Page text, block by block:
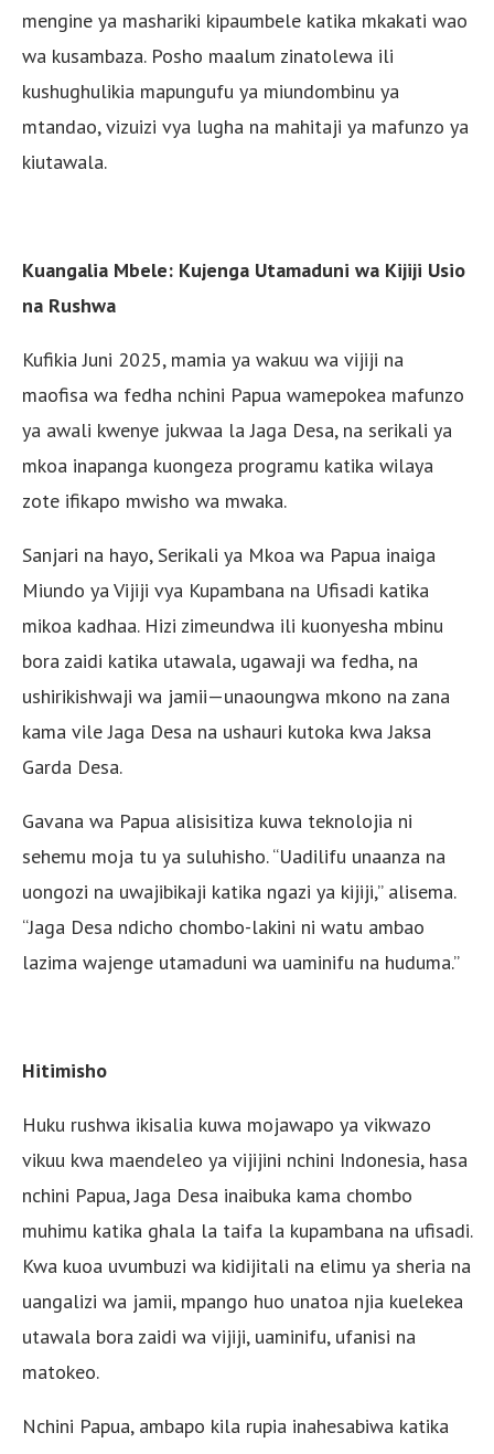
mengine ya mashariki kipaumbele katika mkakati wao
wa kusambaza. Posho maalum zinatolewa ili
kushughulikia mapungufu ya miundombinu ya
mtandao, vizuizi vya lugha na mahitaji ya mafunzo ya
kiutawala.
Kuangalia Mbele: Kujenga Utamaduni wa Kijiji Usio
na Rushwa
Kufikia Juni 2025, mamia ya wakuu wa vijiji na
maofisa wa fedha nchini Papua wamepokea mafunzo
ya awali kwenye jukwaa la Jaga Desa, na serikali ya
mkoa inapanga kuongeza programu katika wilaya
zote ifikapo mwisho wa mwaka.
Sanjari na hayo, Serikali ya Mkoa wa Papua inaiga
Miundo ya Vijiji vya Kupambana na Ufisadi katika
mikoa kadhaa. Hizi zimeundwa ili kuonyesha mbinu
bora zaidi katika utawala, ugawaji wa fedha, na
ushirikishwaji wa jamii—unaoungwa mkono na zana
kama vile Jaga Desa na ushauri kutoka kwa Jaksa
Garda Desa.
Gavana wa Papua alisisitiza kuwa teknolojia ni
sehemu moja tu ya suluhisho. “Uadilifu unaanza na
uongozi na uwajibikaji katika ngazi ya kijiji,” alisema.
“Jaga Desa ndicho chombo-lakini ni watu ambao
lazima wajenge utamaduni wa uaminifu na huduma.”
Hitimisho
Huku rushwa ikisalia kuwa mojawapo ya vikwazo
vikuu kwa maendeleo ya vijijini nchini Indonesia, hasa
nchini Papua, Jaga Desa inaibuka kama chombo
muhimu katika ghala la taifa la kupambana na ufisadi.
Kwa kuoa uvumbuzi wa kidijitali na elimu ya sheria na
uangalizi wa jamii, mpango huo unatoa njia kuelekea
utawala bora zaidi wa vijiji, uaminifu, ufanisi na
matokeo.
Nchini Papua, ambapo kila rupia inahesabiwa katika